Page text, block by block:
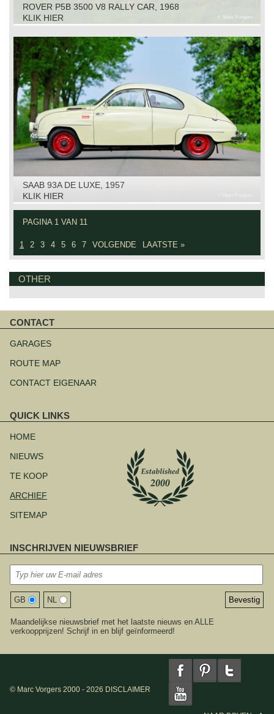
ROVER P5B 3500 V8 RALLY CAR, 1968
KLIK HIER
SAAB 93A DE LUXE, 1957
KLIK HIER
PAGINA 1 VAN 11
1 2 3 4 5 6 7 VOLGENDE LAATSTE »
OTHER
CONTACT
overslaan
GARAGES
ROUTE MAP
CONTACT EIGENAAR
QUICK LINKS
overslaan
HOME
NIEUWS
TE KOOP
ARCHIEF
SITEMAP
INSCHRIJVEN NIEUWSBRIEF
GB NL
Maandelijkse nieuwsbrief met het laatste nieuws en ALLE
verkoopprijzen! Schrijf in en blijf geïnformeerd!
© Marc Vorgers 2000 - 2026 DISCLAIMER